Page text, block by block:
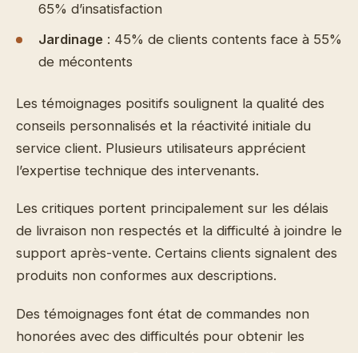
65% d’insatisfaction
Jardinage : 45% de clients contents face à 55%
de mécontents
Les témoignages positifs soulignent la qualité des
conseils personnalisés et la réactivité initiale du
service client. Plusieurs utilisateurs apprécient
l’expertise technique des intervenants.
Les critiques portent principalement sur les délais
de livraison non respectés et la difficulté à joindre le
support après-vente. Certains clients signalent des
produits non conformes aux descriptions.
Des témoignages font état de commandes non
honorées avec des difficultés pour obtenir les